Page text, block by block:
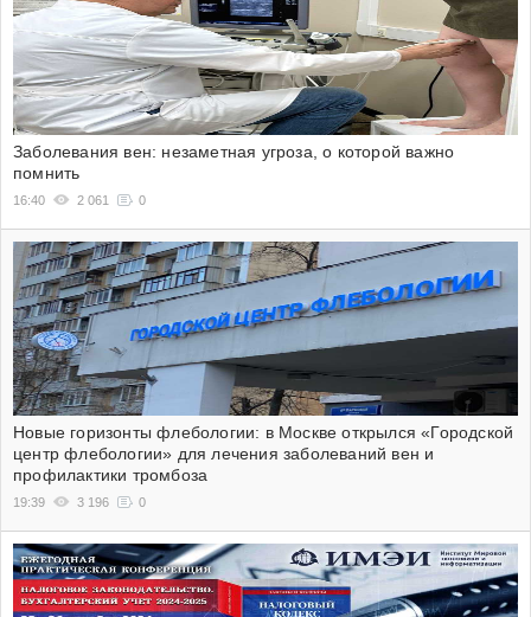
Заболевания вен: незаметная угроза, о которой важно
помнить
16:40 2 061 0
Новые горизонты флебологии: в Москве открылся «Городской
центр флебологии» для лечения заболеваний вен и
профилактики тромбоза
19:39 3 196 0